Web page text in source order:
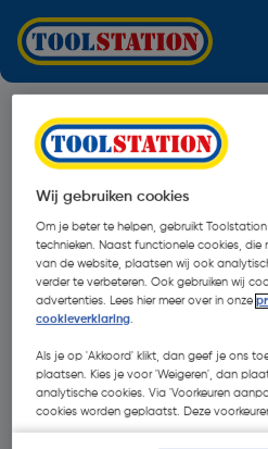
Wij gebruiken cookies
Om je beter te helpen, gebruikt
technieken. Naast functionele cookies, die
van de website, plaatsen wij ook
verder te verbeteren. Ook gebruiken wij
advertenties. Lees hier meer over in onze
cookieverklaring.
Als je op 'Akkoord' klikt, dan geef je ons
plaatsen. Kies je voor 'Weigeren', dan
analytische cookies. Via 'Voorkeuren
cookies worden geplaatst. Deze